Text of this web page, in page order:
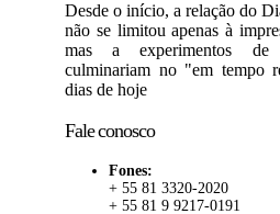
Desde o início, a relação do
não se limitou apenas à
mas a experimentos de
culminariam no "em tempo
dias de hoje
Fale conosco
Fones:
+ 55 81 3320-2020
+ 55 81 9 9217-0191